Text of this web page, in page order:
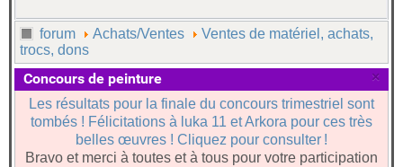
forum Achats/Ventes
Ventes de matériel, achats,
trocs, dons
×
Concours de peinture
Les résultats pour la finale du concours trimestriel sont
tombés ! Félicitations à luka 11 et Arkora pour ces très
belles œuvres ! Cliquez pour consulter !
Bravo et merci à toutes et à tous pour votre participation